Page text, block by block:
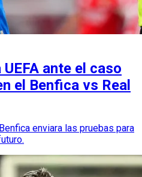
ante el caso
el Benfica vs Real
enviara las pruebas para